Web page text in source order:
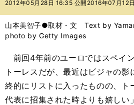
バ
2012年05月28日 16:35 公開 2016年07月12
山本美智子●取材・文 Text by
photo by Getty Images
前回4年前のユーロではスペイ
トーレスだが、最近はビジャの
終的にリストに入ったものの、ト
代表に招集された時よりも嬉しい